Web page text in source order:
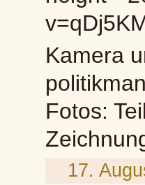
Kamera
Fotos:
17.